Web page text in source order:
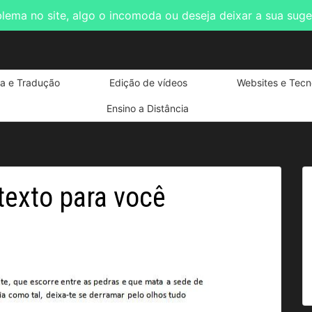
no site, algo o incomoda ou deseja deixar a sua
e Tradução Edição de vídeos Websites e
Ensino a Distância
para você